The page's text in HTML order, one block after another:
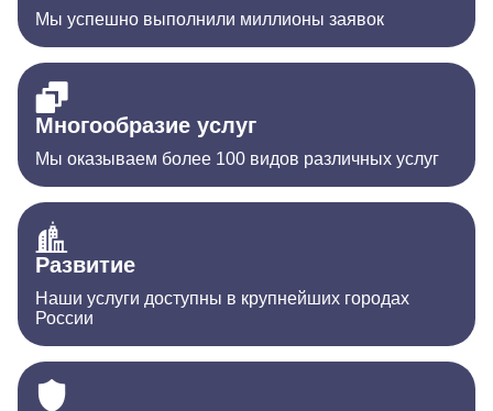
Мы успешно выполнили миллионы заявок
Многообразие услуг
Мы оказываем более 100 видов различных услуг
Развитие
Наши услуги доступны в крупнейших городах
России